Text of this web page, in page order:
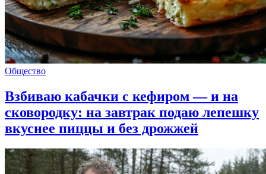
Общество
Взбиваю кабачки с кефиром — и на
сковородку: на завтрак подаю лепешку
вкуснее пиццы и без дрожжей